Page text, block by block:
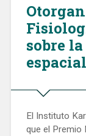
sobre
El Instituto
que el Premio